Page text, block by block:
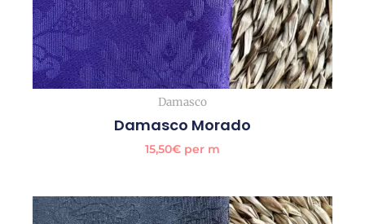
Damasco
Damasco Morado
15,50€ per m